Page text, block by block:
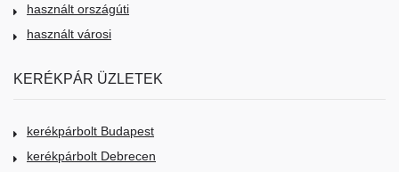
használt országúti
használt városi
KERÉKPÁR ÜZLETEK
kerékpárbolt Budapest
kerékpárbolt Debrecen